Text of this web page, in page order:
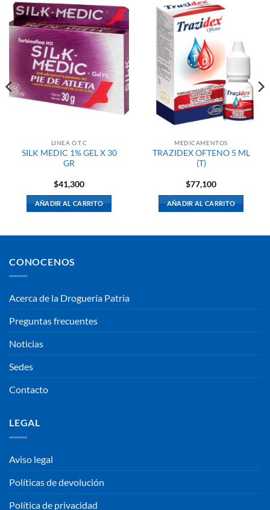
LINEA O.T.C
SILK MEDIC 1% GEL X 30
GR
$41,300
AÑADIR AL CARRITO
MEDICAMENTOS
TRAZIDEX OFTENO 5 ML
(T)
$77,100
AÑADIR AL CARRITO
CONOCENOS
Acerca de la Droguería Patria
Preguntas frecuentes
Noticias
Sedes
Contacto
LEGAL
Aviso legal
Políticas de devolución
Política de privacidad